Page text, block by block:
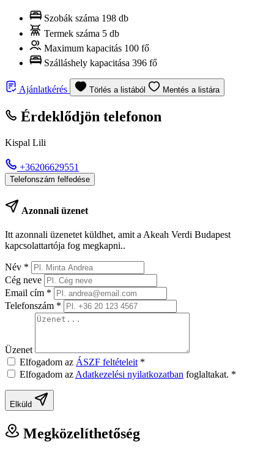
Szobák száma 198 db
Termek száma 5 db
Maximum kapacitás 100 fő
Szálláshely kapacitása 396 fő
Ajánlatkérés Törlés a listából Mentés a listára
Érdeklődjön telefonon
Kispal Lili
+36206629551
Telefonszám felfedése
Azonnali üzenet
Itt azonnali üzenetet küldhet, amit a Akeah Verdi Budapest
kapcsolattartója fog megkapni..
Név *
Cég neve
Email cím *
Telefonszám *
Üzenet
Elfogadom az ÁSZF feltételeit *
Elfogadom azAdatkezelési nyilatkozatban foglaltakat. *
Elküld
Megközelíthetőség